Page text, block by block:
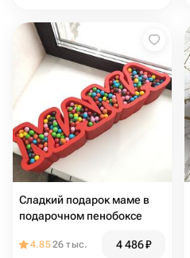
Сладкий подарок маме в
подарочном пенобоксе
4.8526 тыс. 4 486₽